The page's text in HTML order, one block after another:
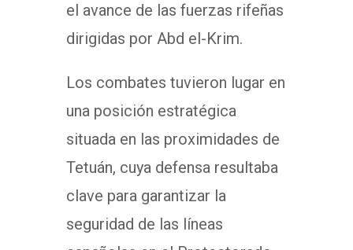
el avance de las fuerzas rifeñas
dirigidas por Abd el-Krim.
Los combates tuvieron lugar en
una posición estratégica
situada en las proximidades de
Tetuán, cuya defensa resultaba
clave para garantizar la
seguridad de las líneas